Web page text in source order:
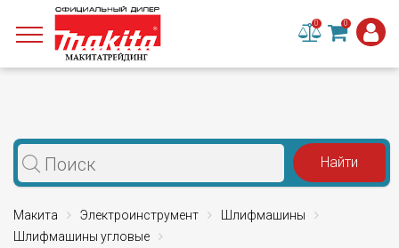
0 0
Макита Электроинструмент
Шлифмашины
Шлифмашины угловые